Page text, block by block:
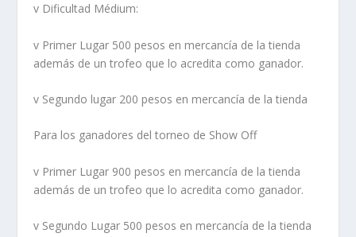
v Dificultad Médium:
v Primer Lugar 500 pesos en mercancía de la tienda
además de un trofeo que lo acredita como ganador.
v Segundo lugar 200 pesos en mercancía de la tienda
Para los ganadores del torneo de Show Off
v Primer Lugar 900 pesos en mercancía de la tienda
además de un trofeo que lo acredita como ganador.
v Segundo Lugar 500 pesos en mercancía de la tienda